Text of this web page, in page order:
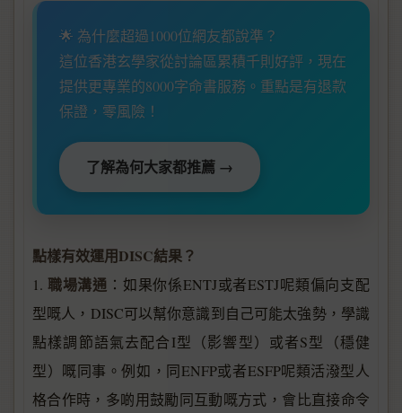
🌟 為什麼超過1000位網友都說準？
這位香港玄學家從討論區累積千則好評，現在
提供更專業的8000字命書服務。重點是有退款
保證，零風險！
了解為何大家都推薦 →
點樣有效運用DISC結果？
1. 職場溝通 ：如果你係ENTJ或者ESTJ呢類偏向支配
型嘅人，DISC可以幫你意識到自己可能太強勢，學識
點樣調節語氣去配合I型（影響型）或者S型（穩健
型）嘅同事。例如，同ENFP或者ESFP呢類活潑型人
格合作時，多啲用鼓勵同互動嘅方式，會比直接命令